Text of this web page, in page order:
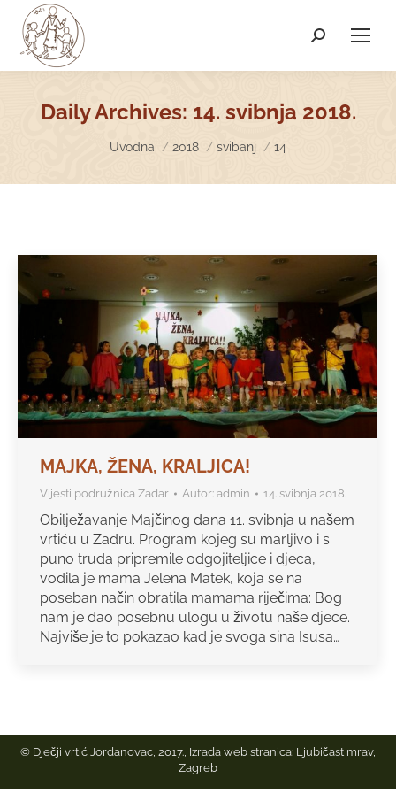
Search:
Daily Archives: 14. svibnja 2018.
Uvodna 2018 svibanj 14
MAJKA, ŽENA, KRALJICA!
Vijesti podružnica Zadar Autor: admin 14. svibnja 2018.
Obilježavanje Majčinog dana 11. svibnja u našem
vrtiću u Zadru. Program kojeg su marljivo i s
puno truda pripremile odgojiteljice i djeca,
vodila je mama Jelena Matek, koja se na
poseban način obratila mamama riječima: Bog
nam je dao posebnu ulogu u životu naše djece.
Najviše je to pokazao kad je svoga sina Isusa…
© Dječji vrtić Jordanovac, 2017., Izrada web stranica: Ljubičast mrav,
Zagreb